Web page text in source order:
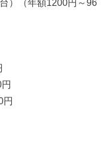
）（年額1200円～96
円